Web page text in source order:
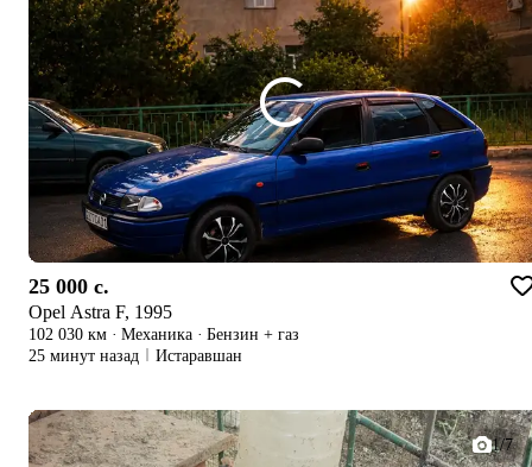
25 000 c.
Opel Astra F, 1995
102 030 км · Механика · Бензин + газ
25 минут назад
Истаравшан
1/7